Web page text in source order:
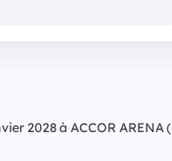
2028 à ACCOR ARENA